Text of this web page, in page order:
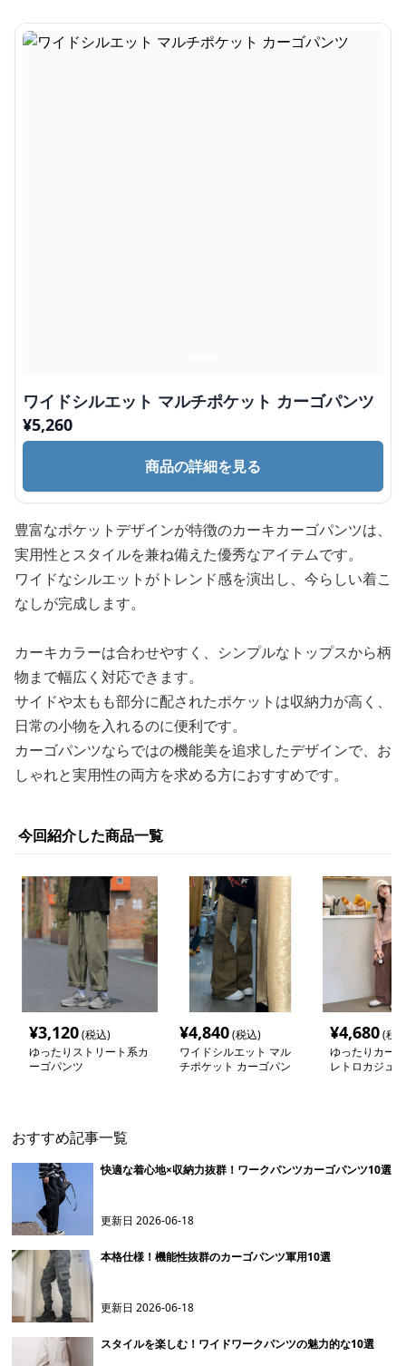
ワイドシルエット マルチポケット カーゴパンツ
¥5,260
商品の詳細を見る
豊富なポケットデザインが特徴のカーキカーゴパンツは、
実用性とスタイルを兼ね備えた優秀なアイテムです。
ワイドなシルエットがトレンド感を演出し、今らしい着こ
なしが完成します。
カーキカラーは合わせやすく、シンプルなトップスから柄
物まで幅広く対応できます。
サイドや太もも部分に配されたポケットは収納力が高く、
日常の小物を入れるのに便利です。
カーゴパンツならではの機能美を追求したデザインで、お
しゃれと実用性の両方を求める方におすすめです。
今回紹介した商品一覧
¥3,120(税込)
ゆったりストリート系カ
ーゴパンツ
¥4,840(税込)
ワイドシルエット マル
チポケット カーゴパン
¥4,680(税
ゆったりカー
レトロカジュ
おすすめ記事一覧
快適な着心地×収納力抜群！ワークパンツカーゴパンツ10選
更新日2026-06-18
本格仕様！機能性抜群のカーゴパンツ軍用10選
更新日2026-06-18
スタイルを楽しむ！ワイドワークパンツの魅力的な10選